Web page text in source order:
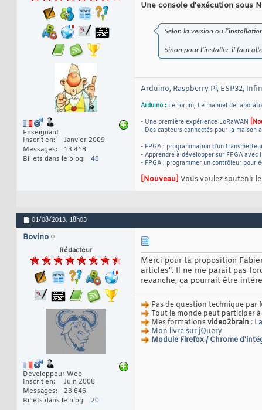
Enseignant
Inscrit en
Janvier 2009
Messages
13 418
Billets dans le blog
48
Une console d'exécution sous
Selon la version ou
Sinon pour l'installer, il faut
Arduino, Raspberry Pi, ESP32,
Arduino : Le forum, Le manuel de
- Une première expérience LoRaWAN
- Des capteurs connectés pour la maison
- FPGA : programmation d'un
- Apprendre à développer sur FPGA avec
- FPGA : programmer un contrôleur pour
[Nouveau] Vous voulez soutenir
01/08/2013, 18h03
Bovino
Rédacteur
Développeur Web
Inscrit en
Juin 2008
Messages
23 646
Billets dans le blog
20
Merci pour ta proposition
articles". Il ne me parait pas
revanche, ça pourrait être
Pas de question technique par
Tout le monde peut participer
Mes formationsvideo2brain :
Mon livre sur jQuery
Module Firefox / Chrome